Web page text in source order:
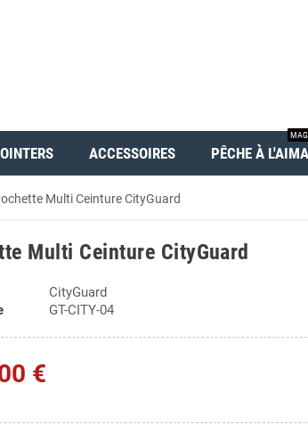
ACCESSOIRES PÊCHE À
Multi Ceinture CityGuard
Multi Ceinture CityGuard
CityGuard
GT-CITY-04
€